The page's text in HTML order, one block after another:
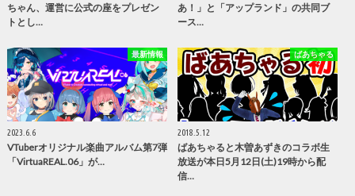
ちゃん、運営に公式の座をプレゼン
トとし…
あ！」と「アップランド」の共同ブ
ース…
最新情報
2023.6.6
VTuberオリジナル楽曲アルバム第7弾
「VirtuaREAL.06」が…
ばあちゃる
2018.5.12
ばあちゃると木曽あずきのコラボ生
放送が本日5月12日(土)19時から配
信…